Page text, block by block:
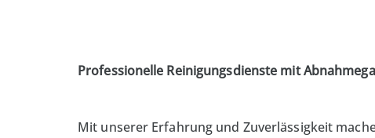
Professionelle Reinigungsdienste mit
Mit unserer Erfahrung und Zuverlässigkeit